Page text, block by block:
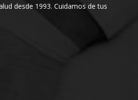
desde 1993. Cuidamos de tus